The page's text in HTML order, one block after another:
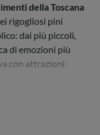
della Toscana
rigogliosi pini
dai più piccoli,
di emozioni più
con attrazioni